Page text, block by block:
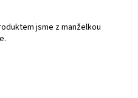
je 5 z 5 hvězdiček.
jsme z manželkou
je 5 z 5 hvězdiček.